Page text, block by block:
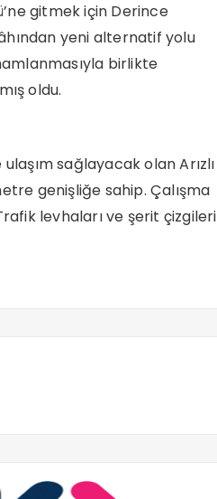
gitmek için Derince
yeni alternatif yolu
birlikte
oldu.
sağlayacak olan Arızlı
genişliğe sahip. Çalışma
levhaları ve şerit çizgileri